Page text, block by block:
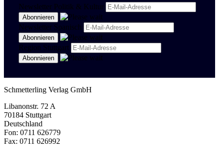
Newsletter Politik & Kultur
Newsletter Spanisch
Region Stuttgart
Schmetterling Verlag GmbH
Libanonstr. 72 A
70184 Stuttgart
Deutschland
Fon: 0711 626779
Fax: 0711 626992